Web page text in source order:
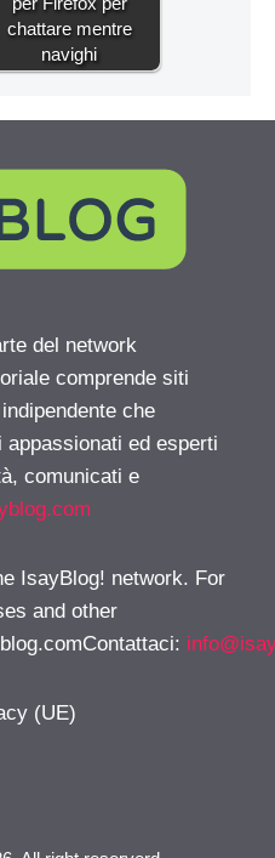
chattare mentre
navighi
del network
comprende siti
che
ed esperti
comunicati e
IsayBlog! network. For
and other
:
(UE)